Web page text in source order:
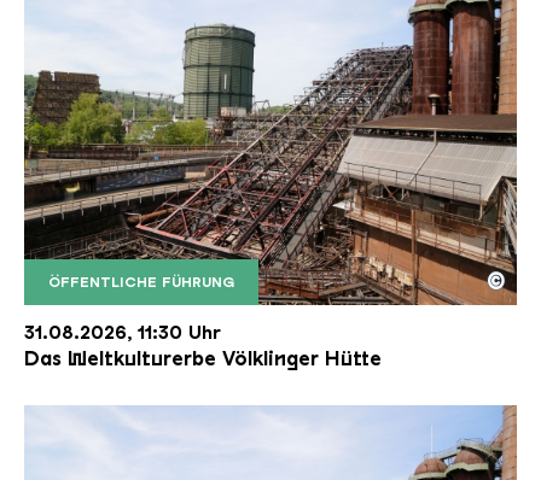
ÖFFENTLICHE FÜHRUNG
Der Erzschrägaufzug der Völklinger Hütte mit
Copyright: Weltkulturerbe Völklinger Hütte | Karl
©
31.08.2026, 11:30 Uhr
Das Weltkulturerbe Völklinger Hütte